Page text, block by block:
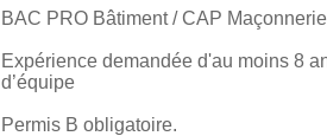
BAC PRO Bâtiment / CAP
Expérience demandée d'au moins 8
d’équipe
Permis B obligatoire.